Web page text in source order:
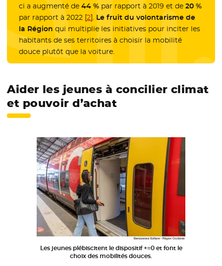
ci a augmenté de44 % par rapport à 2019 et de20 %
par rapport à 2022 [2]. Le fruit du volontarisme de
la Régionqui multiplie les initiatives pour inciter les
habitants de ses territoires à choisir la mobilité
douce plutôt que la voiture.
Aider les jeunes à concilier climat
et pouvoir d’achat
Les jeunes plébiscitent le dispositif +=0 et font le
choix des mobilités douces.